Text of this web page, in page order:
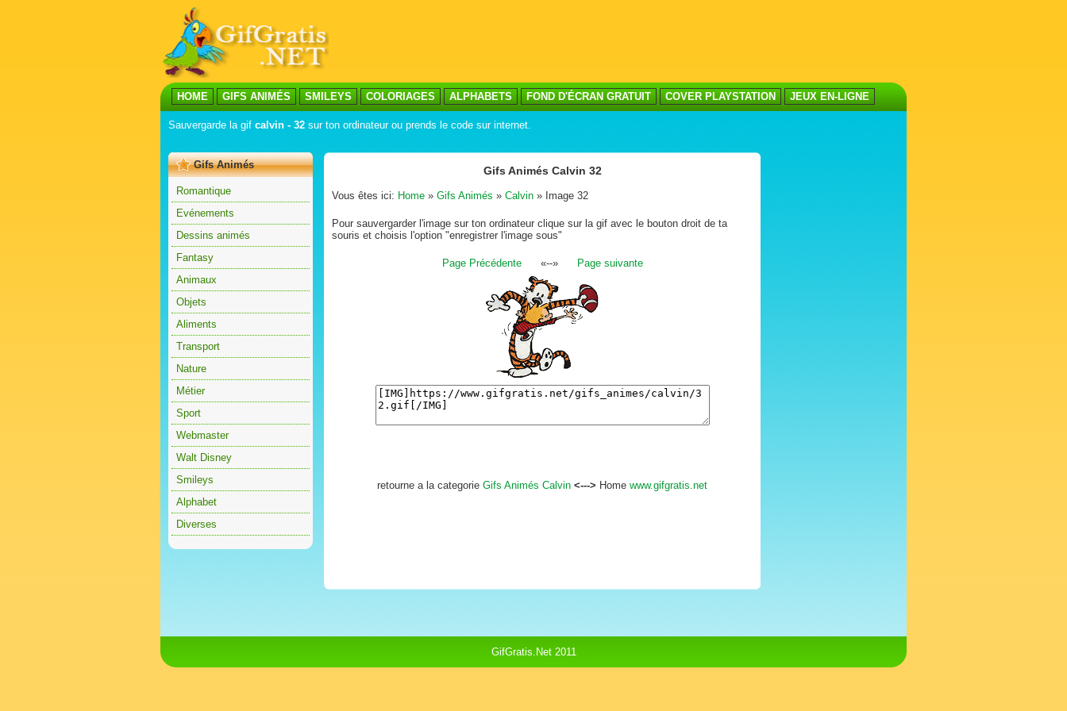
HOME GIFS ANIMÉS SMILEYS COLORIAGES ALPHABETS FOND D'ÉCRAN GRATUIT COVER PLAYSTATION JEUX EN-LIGNE
Sauvergarde la gif calvin - 32 sur ton ordinateur ou prends le code sur internet.
Gifs Animés
Romantique
Evénements
Dessins animés
Fantasy
Animaux
Objets
Aliments
Transport
Nature
Métier
Sport
Webmaster
Walt Disney
Smileys
Alphabet
Diverses
Gifs Animés Calvin 32
Vous êtes ici: Home » Gifs Animés » Calvin » Image 32
Pour sauvergarder l'image sur ton ordinateur clique sur la gif avec le bouton droit de ta
souris et choisis l'option "enregistrer l'image sous"
Page Précédente«--» Page suivante
retourne a la categorie Gifs Animés Calvin <---> Home www.gifgratis.net
GifGratis.Net 2011